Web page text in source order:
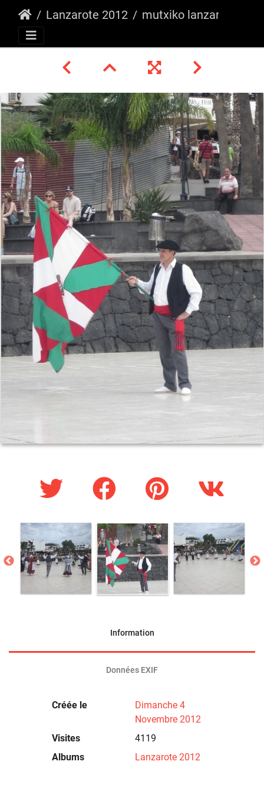
Lanzarote 2012 mutxiko lanzarote 2 -azaroa 2012 218
Information
Données EXIF
Créée le
Dimanche 4
Novembre 2012
Visites
4119
Albums
Lanzarote 2012